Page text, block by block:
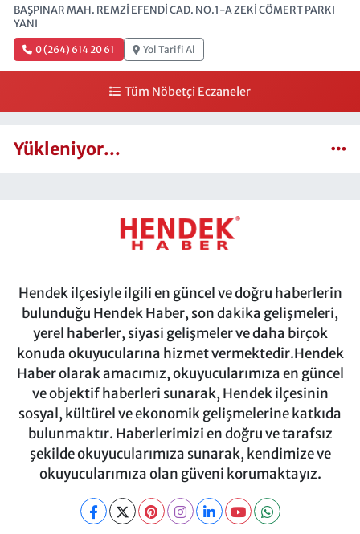
BAŞPINAR MAH. REMZİ EFENDİ CAD. NO.1-A ZEKİ CÖMERT PARKI
YANI
0 (264) 614 20 61 Yol Tarifi Al
Tüm Nöbetçi Eczaneler
Yükleniyor...
Hendek ilçesiyle ilgili en güncel ve doğru haberlerin
bulunduğu Hendek Haber, son dakika gelişmeleri,
yerel haberler, siyasi gelişmeler ve daha birçok
konuda okuyucularına hizmet vermektedir.Hendek
Haber olarak amacımız, okuyucularımıza en güncel
ve objektif haberleri sunarak, Hendek ilçesinin
sosyal, kültürel ve ekonomik gelişmelerine katkıda
bulunmaktır. Haberlerimizi en doğru ve tarafsız
şekilde okuyucularımıza sunarak, kendimize ve
okuyucularımıza olan güveni korumaktayız.